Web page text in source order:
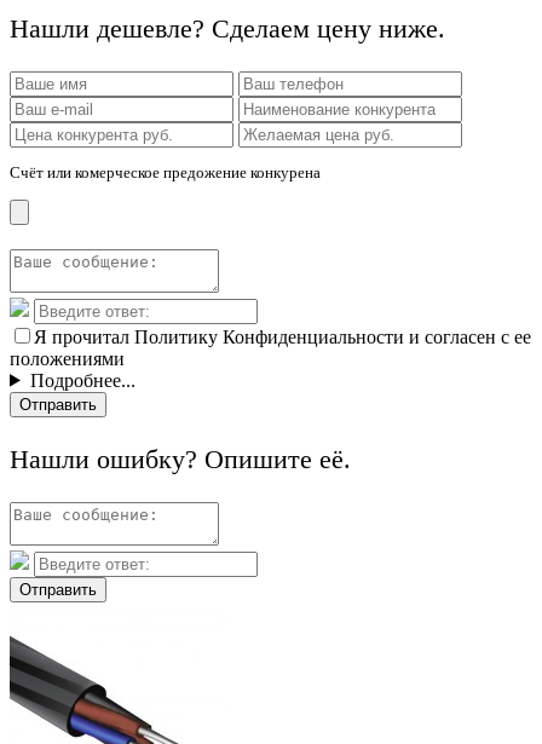
Нашли дешевле? Сделаем цену ниже.
Счёт или комерческое предожение конкурена
Я прочитал Политику Конфиденциальности и согласен с ее
положениями
Подробнее...
Отправить
Нашли ошибку? Опишите её.
Отправить